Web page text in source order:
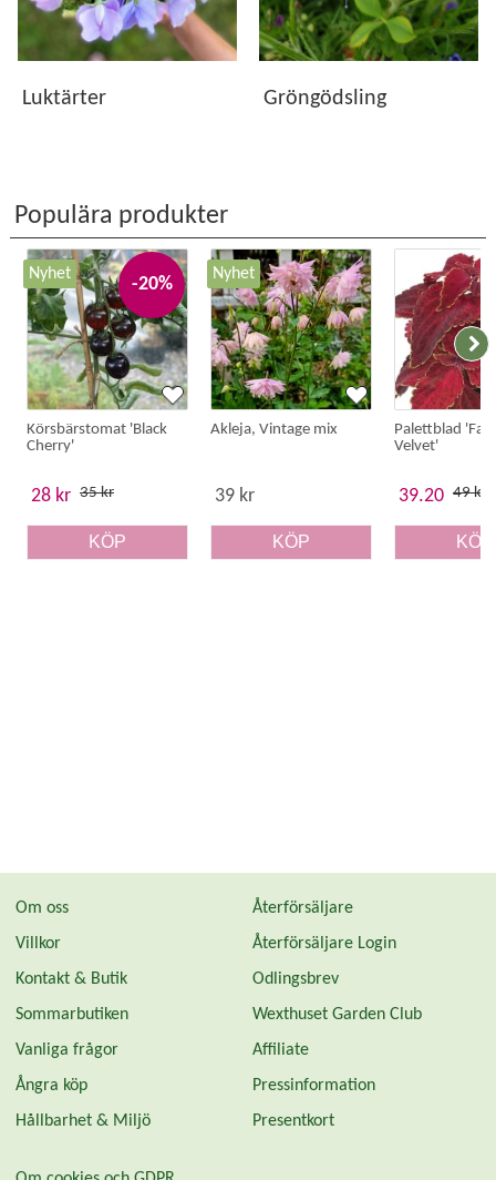
Luktärter Gröngödsling
Populära produkter
-20%
Nyhet
Körsbärstomat 'Black
Cherry'
28 kr 35 kr
KÖP
Nyhet
Akleja, Vintage mix
39 kr
KÖP
Palettblad
Velvet'
39.20 49 kr
KÖP
Om oss
Villkor
Kontakt & Butik
Sommarbutiken
Vanliga frågor
Ångra köp
Hållbarhet & Miljö
Återförsäljare
Återförsäljare Login
Odlingsbrev
Wexthuset Garden Club
Affiliate
Pressinformation
Presentkort